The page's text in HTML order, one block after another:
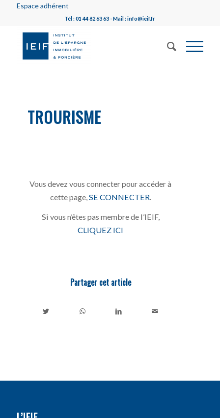
Espace adhérent
Tél : 01 44 82 63 63 - Mail : info@ieif.fr
TROURISME
Vous devez vous connecter pour accéder à
cette page, SE CONNECTER
Si vous n’êtes pas membre de l’IEIF,
CLIQUEZ ICI
Partager cet article